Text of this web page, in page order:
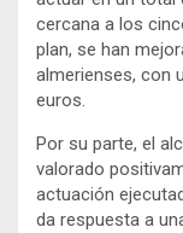
cercana a los
plan, se han
almerienses, con
euros.
Por su parte, el
valorado
actuación
da respuesta a